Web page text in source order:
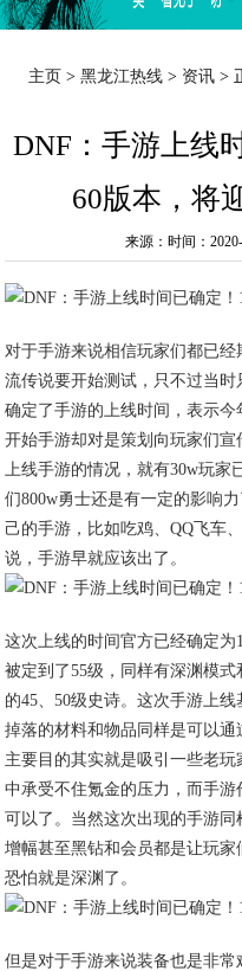
主页 >黑龙江热线 > 资讯 >
DNF：手游上线
60版本，将
来源：时间：
对于手游来说相信玩家们都已
流传说要开始测试，只不过当
确定了手游的上线时间，表示
开始手游却对是策划向玩家们
上线手游的情况，就有30w玩家
们800w勇士还是有一定的影响
己的手游，比如吃鸡、QQ飞车
说，手游早就应该出了。
这次上线的时间官方已经确定
被定到了55级，同样有深渊模
的45、50级史诗。这次手游上
掉落的材料和物品同样是可以
主要目的其实就是吸引一些老
中承受不住氪金的压力，而手
可以了。当然这次出现的手游同
增幅甚至黑钻和会员都是让玩
恐怕就是深渊了。
但是对于手游来说装备也是非